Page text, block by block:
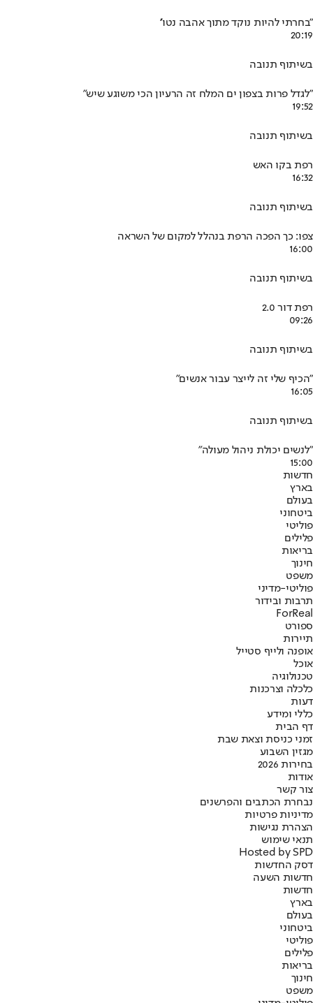
"בחרתי להיות נוקד מתוך אהבה נטו''
20:19
בשיתוף תנובה
"לגדל פרות בצפון ים המלח זה הרעיון הכי משוגע שיש"
19:52
בשיתוף תנובה
רפת בקו האש
16:32
בשיתוף תנובה
צפו: כך הפכה הרפת בנהלל למקום של השראה
16:00
בשיתוף תנובה
רפת דור 2.0
09:26
בשיתוף תנובה
"הכיף שלי זה לייצר עבור אנשים"
16:05
בשיתוף תנובה
"לנשים יכולת ניהול מעולה"
15:00
חדשות
בארץ
בעולם
ביטחוני
פוליטי
פלילים
בריאות
חינוך
משפט
פוליטי-מדיני
תרבות ובידור
ForReal
ספורט
תיירות
אופנה ולייף סטייל
אוכל
טכנולוגיה
כלכלה וצרכנות
דעות
כללי ומידע
דף הבית
זמני כניסת וצאת שבת
מגזין השבוע
בחירות 2026
אודות
צור קשר
נבחרת הכתבים והפרשנים
מדיניות פרטיות
הצהרת נגישות
תנאי שימוש
Hosted by SPD
דסק החדשות
חדשות השעה
חדשות
בארץ
בעולם
ביטחוני
פוליטי
פלילים
בריאות
חינוך
משפט